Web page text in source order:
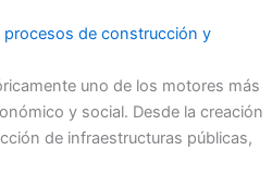
de construcción y
uno de los motores más
y social. Desde la creación
de infraestructuras públicas,